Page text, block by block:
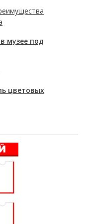
музее под
цветовых